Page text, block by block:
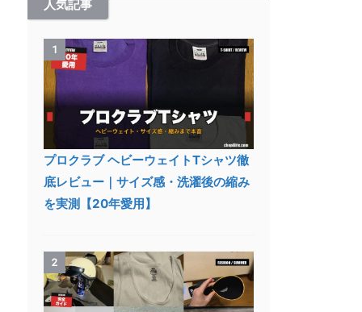
人気記事
1
プロクラブ ヘビーウェイトTシャツ徹
底レビュー｜サイズ感・洗濯後の縮み
を実測【20年愛用】
2